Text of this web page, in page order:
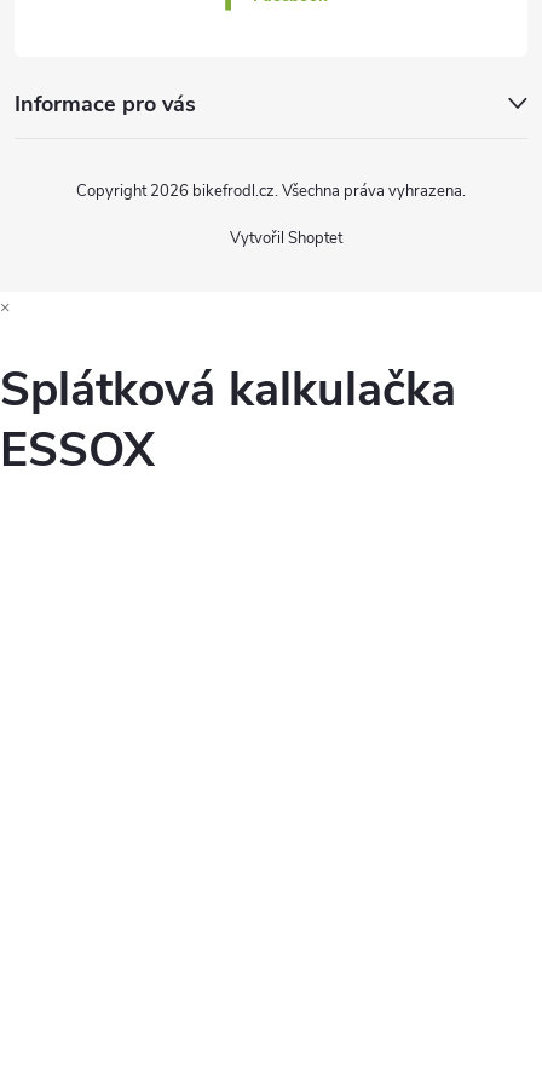
Informace pro vás
Vytvořil Shoptet
Copyright 2026 bikefrodl.cz. Všechna práva vyhrazena.
×
Splátková kalkulačka
ESSOX